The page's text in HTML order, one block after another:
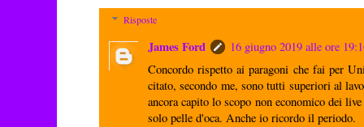
Risposte
James Ford
16 giugno 2019 alle ore
Concordo rispetto ai paragoni che fai per
citato, secondo me, sono tutti superiori al
ancora capito lo scopo non economico dei
solo pelle d'oca. Anche io ricordo il periodo.